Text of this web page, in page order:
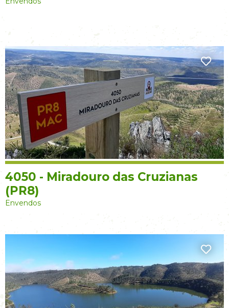
4050 - Miradouro das Cruzianas
(PR8)
Envendos